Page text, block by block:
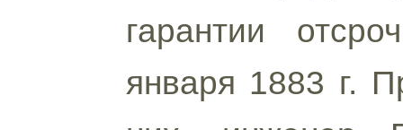
гарантии
января 1883 г.